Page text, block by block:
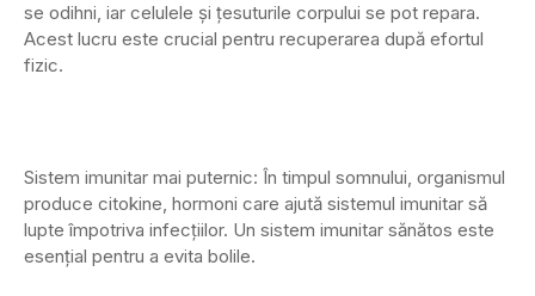
se odihni, iar celulele și țesuturile corpului se pot repara.
Acest lucru este crucial pentru recuperarea după efortul
fizic.
Sistem imunitar mai puternic: În timpul somnului, organismul
produce citokine, hormoni care ajută sistemul imunitar să
lupte împotriva infecțiilor. Un sistem imunitar sănătos este
esențial pentru a evita bolile.